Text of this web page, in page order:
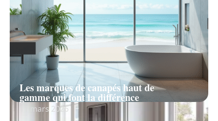
Les marques de canapés haut de
gamme qui font la différence
11 mars 2026